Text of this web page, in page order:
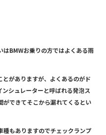
はBMWお乗りの方ではよくある雨
がありますが、よくあるのがド
シュレーターと呼ばれる発泡ス
ができてそこから漏れてくるとい
種もありますのでチェックランプ